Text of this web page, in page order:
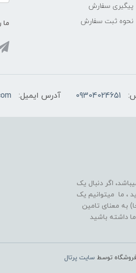
پیگیری سفارش
نحوه ثبت سفارش
ما
09304024651 آدرس ایمیل:
اگر دنبال یک
آمده اید ، ما میتوانیم یک
به معنای تامین
داشته باشید
توسط سایت پرتال